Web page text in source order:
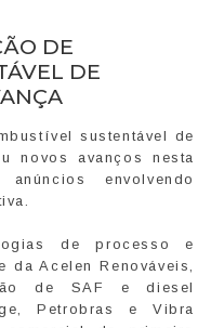
DE
DE
sustentável de
novos avanços nesta
envolvendo
de processo e
da Acelen Renováveis,
de SAF e diesel
Petrobras e Vibra